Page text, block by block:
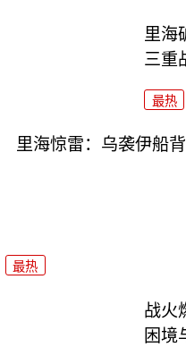
里海
三重
最热
里海惊雷：乌袭伊船
最热
战火
困境